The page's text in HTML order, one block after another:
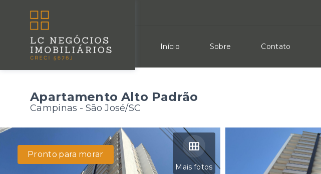
Início Sobre Contato
Apartamento Alto Padrão
Campinas - São José/SC
Mais fotos
Pronto para morar